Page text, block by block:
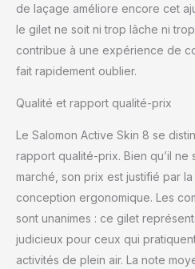
de laçage améliore encore cet
le gilet ne soit ni trop lâche ni
contribue à une expérience de
fait rapidement oublier.
Qualité et rapport qualité-prix
Le Salomon Active Skin 8 se
rapport qualité-prix. Bien qu’il ne
marché, son prix est justifié par
conception ergonomique. Les
sont unanimes : ce gilet
judicieux pour ceux qui
activités de plein air. La note